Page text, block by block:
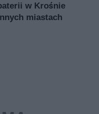
w Krośnie
miastach